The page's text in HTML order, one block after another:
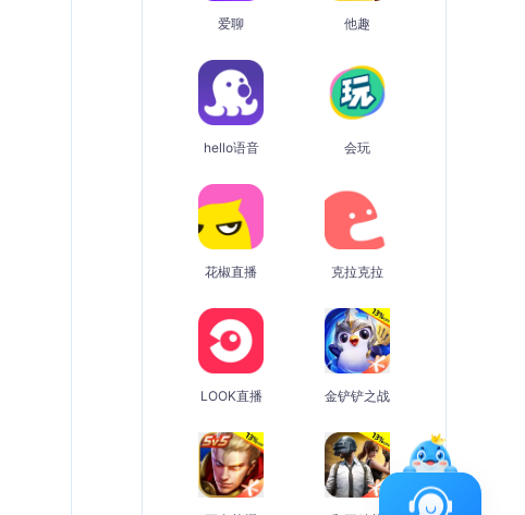
爱聊 他趣
hello语音 会玩
花椒直播 克拉克拉
LOOK直播 金铲铲之战